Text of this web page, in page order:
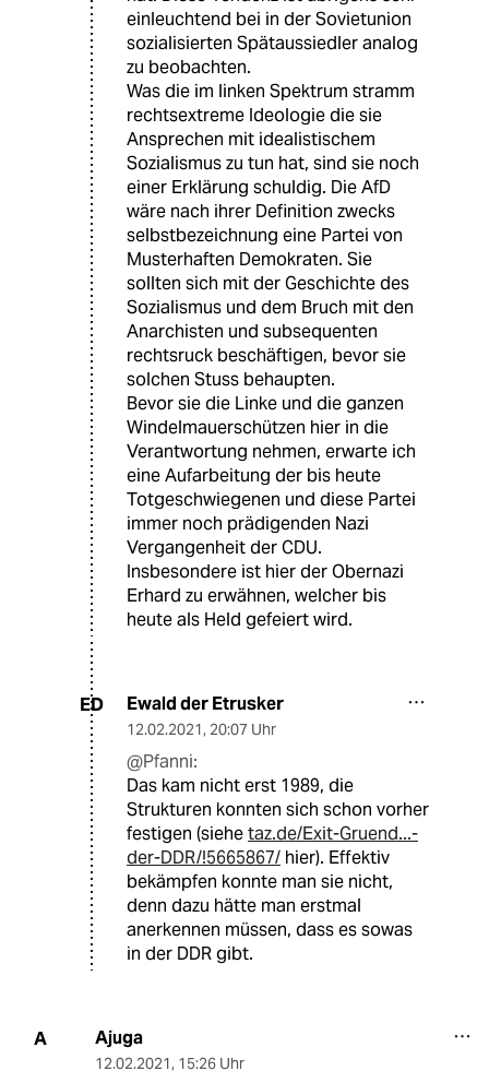
einleuchtend bei in der Sovietunion
sozialisierten Spätaussiedler analog
zu beobachten.
Was die im linken Spektrum stramm
rechtsextreme Ideologie die sie
Ansprechen mit idealistischem
Sozialismus zu tun hat, sind sie noch
einer Erklärung schuldig. Die AfD
wäre nach ihrer Definition zwecks
selbstbezeichnung eine Partei von
Musterhaften Demokraten. Sie
sollten sich mit der Geschichte des
Sozialismus und dem Bruch mit den
Anarchisten und subsequenten
rechtsruck beschäftigen, bevor sie
solchen Stuss behaupten.
Bevor sie die Linke und die ganzen
Windelmauerschützen hier in die
Verantwortung nehmen, erwarte ich
eine Aufarbeitung der bis heute
Totgeschwiegenen und diese Partei
immer noch prädigenden Nazi
Vergangenheit der CDU.
Insbesondere ist hier der Obernazi
Erhard zu erwähnen, welcher bis
heute als Held gefeiert wird.
ED Ewald der Etrusker
12.02.2021, 20:07 Uhr
@Pfanni:
Das kam nicht erst 1989, die
Strukturen konnten sich schon vorher
festigen (siehetaz.de/Exit-Gruend...-
der-DDR/!5665867/ hier). Effektiv
bekämpfen konnte man sie nicht,
denn dazu hätte man erstmal
anerkennen müssen, dass es sowas
in der DDR gibt.
A Ajuga
12.02.2021, 15:26 Uhr